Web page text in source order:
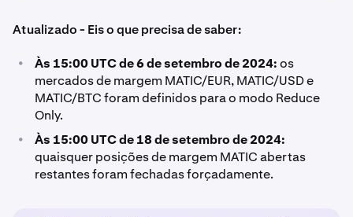
Atualizado - Eis o que precisa de saber:
• Às 15:00 UTC de 6 de setembro de 2024:os
mercados de margem MATIC/EUR, MATIC/USD e
MATIC/BTC foram definidos para o modo Reduce
Only.
•
Às 15:00 UTC de 18 de setembro de 2024:
quaisquer posições de margem MATIC abertas
restantes foram fechadas forçadamente.